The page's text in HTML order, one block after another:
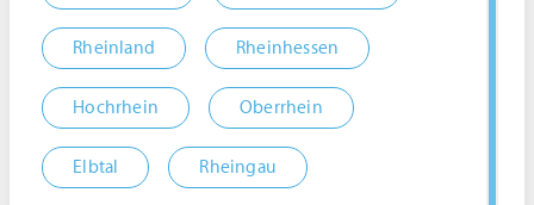
Rheinland Rheinhessen
Hochrhein Oberrhein
Elbtal Rheingau